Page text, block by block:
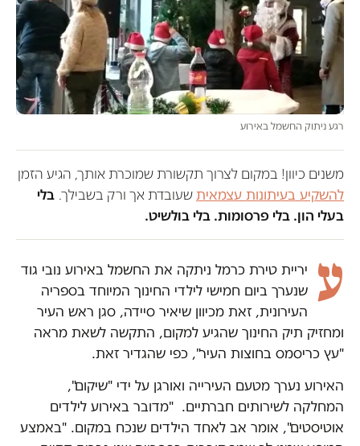
רגע ניתוק החשמל באירוע
משנים כיוון! במקום לצרוך תקשורת שמוכרת אותך, הגיע הזמן
להשקיע בעיתונות עצמאיתשעובדת אך ורק בשבילך. בלי
בעלי הון. בלי פרסומות. בלי בולשיט.
ע
יריית טירת כרמל ניתקה את החשמל באירוע נובי גוד
שנערך ביום חמישי לילדי החינוך המיוחד בספריה
העירונית, זאת מכיוון שיאיר סיידה, סגן ראש העיר
ומחזיק תיק החינוך שהגיע למקום, התקשה לשאת מראה
"עץ כריסמס בחוצות העיר", כפי שהגדיר זאת.
האירוע נערך מטעם העירייה ואורגן על ידי "שיקום",
המחלקה לשירותים חברתיים. "מדובר באירוע לילדים
אוטיסטים", אומר אב לאחד הילדים שנכח במקום. "באמצע